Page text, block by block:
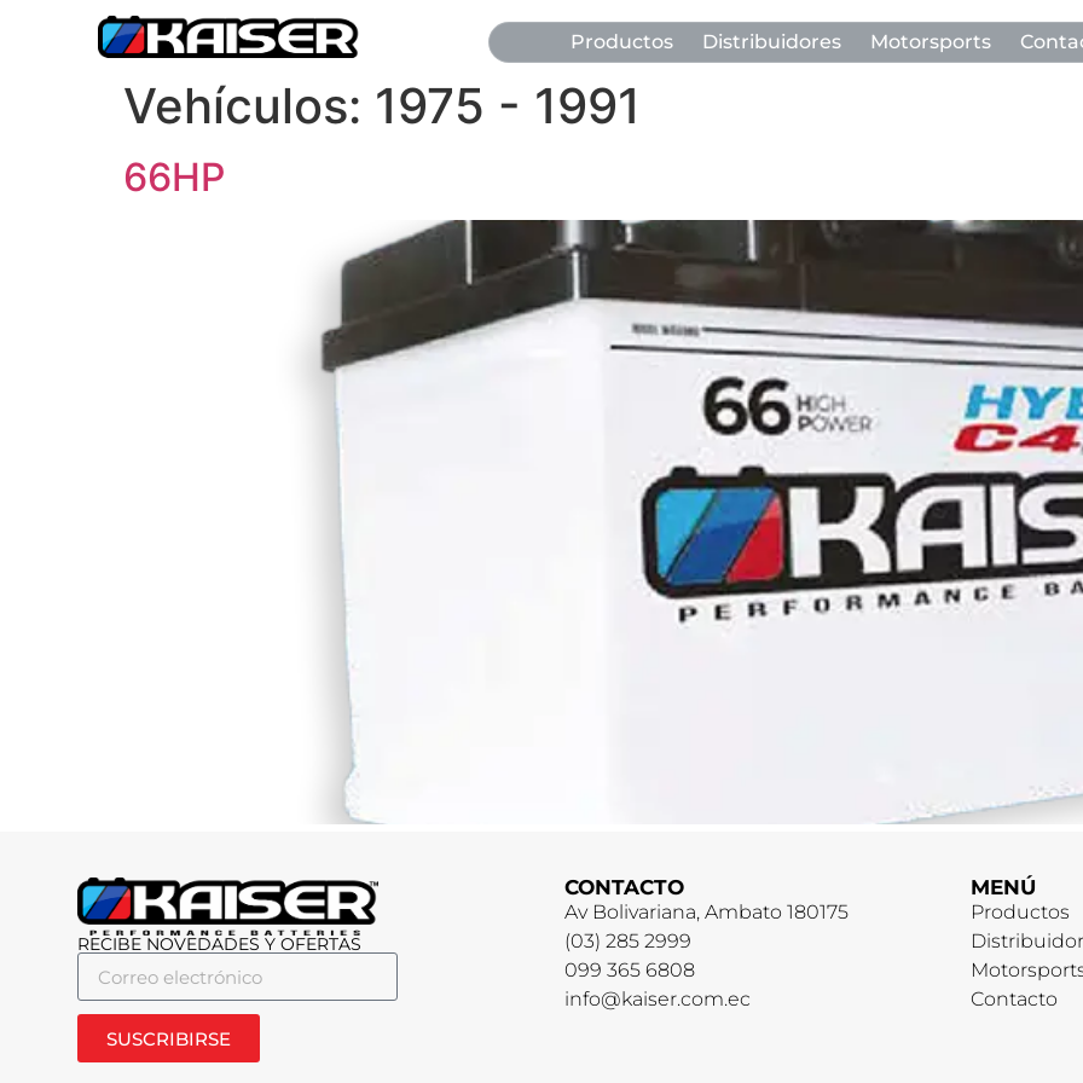
Productos Distribuidores Motorsports
Vehículos: 1975 - 1991
66HP
RECIBE NOVEDADES Y OFERTAS
SUSCRIBIRSE
CONTACTO
Av Bolivariana, Ambato 180175
(03) 285 2999
099 365 6808
info@kaiser.com.ec
MENÚ
Productos
Contacto